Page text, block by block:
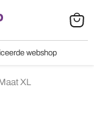
webshop
cart
XL